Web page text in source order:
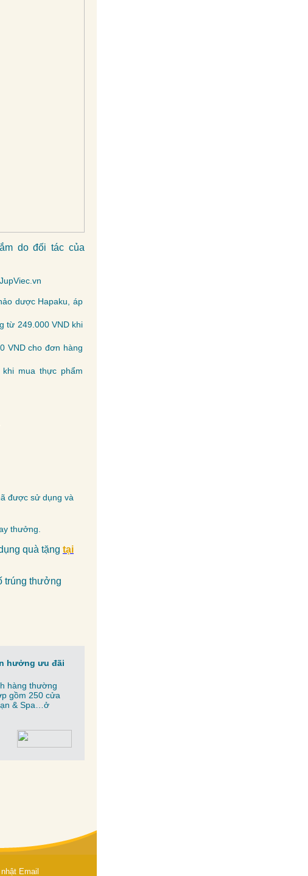
do đối tác của
dược Hapaku, áp
từ 249.000 VND khi
VND cho đơn hàng
mua thực phẩm
được sử dụng và
thưởng.
quà tặng tại
trúng thưởng
hưởng ưu đãi
hàng thường
gồm 250 cửa
& Spa…ở
Email